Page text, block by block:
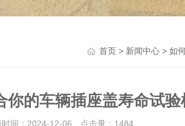
首页 > 新闻中心 > 如
你的车辆插座盖寿命试验
间：2024-12-06 点击量： 1484